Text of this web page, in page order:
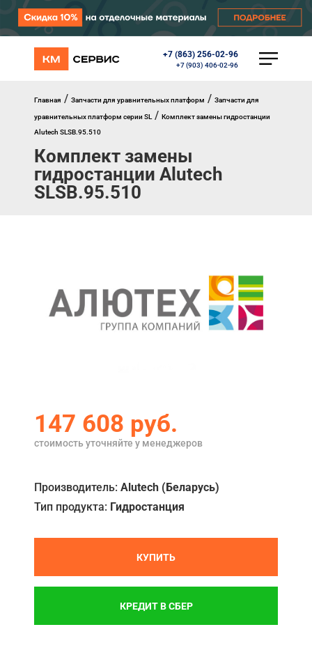
+7 (863) 256-02-96
+7 (903) 406-02-96
КАТАЛОГ
Перегрузочное оборудование
Уличные калитки
Шлагбаумы
Противопожарные ворота
Противопожарные шторы
Внешняя солнцезащита
Главная
Сервис
Кредит
Где купить
Главная / Запчасти для уравнительных платформ / Запчасти для
уравнительных платформ серии SL / Комплект замены гидростанции
Alutech SLSB.95.510
Комплект замены
гидростанции Alutech
SLSB.95.510
147 608 руб.
стоимость уточняйте у менеджеров
Производитель: Alutech (Беларусь)
Тип продукта: Гидростанция
КУПИТЬ
КРЕДИТ В СБЕР